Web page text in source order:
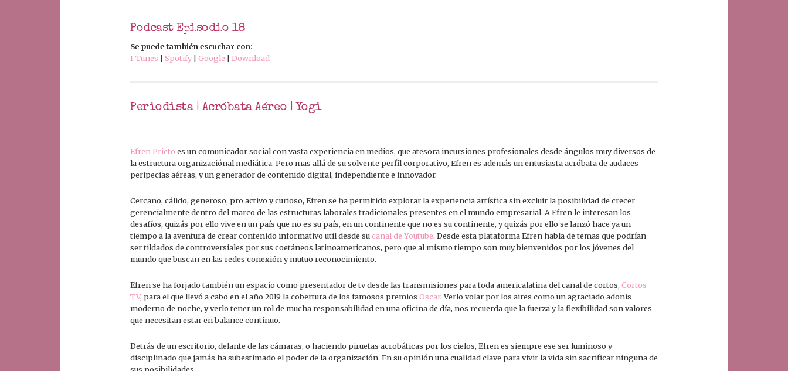
Podcast Episodio 18
Se puede también escuchar con:
I-Tunes
Spotify Google Download
Periodista | Acróbata Aéreo | Yogi
Efren Prieto es un comunicador social con vasta experiencia en medios, que atesora incursiones profesionales desde ángulos muy diversos de
la estructura organizaciónal mediática. Pero mas allá de su solvente perfil corporativo, Efren es además un entusiasta acróbata de audaces
peripecias aéreas, y un generador de contenido digital, independiente e innovador.
Cercano, cálido, generoso, pro activo y curioso, Efren se ha permitido explorar la experiencia artística sin excluir la posibilidad de crecer
gerencialmente dentro del marco de las estructuras laborales tradicionales presentes en el mundo empresarial. A Efren le interesan los
desafíos, quizás por ello vive en un país que no es su país, en un continente que no es su continente, y quizás por ello se lanzó hace ya un
tiempo a la aventura de crear contenido informativo util desde sucanal de Youtube. Desde esta plataforma Efren habla de temas que podrían
ser tildados de controversiales por sus coetáneos latinoamericanos, pero que al mismo tiempo son muy bienvenidos por los jóvenes del
mundo que buscan en las redes conexión y mutuo reconocimiento.
Efren se ha forjado también un espacio como presentador de tv desde las transmisiones para toda americalatina del canal de cortos,Cortos
TV, para el que llevó a cabo en el año 2019 la cobertura de los famosos premios Oscar. Verlo volar por los aires como un agraciado adonis
moderno de noche, y verlo tener un rol de mucha responsabilidad en una oficina de día, nos recuerda que la fuerza y la flexibilidad son valores
que necesitan estar en balance continuo.
Detrás de un escritorio, delante de las cámaras, o haciendo piruetas acrobáticas por los cielos, Efren es siempre ese ser luminoso y
disciplinado que jamás ha subestimado el poder de la organización. En su opinión una cualidad clave para vivir la vida sin sacrificar ninguna de